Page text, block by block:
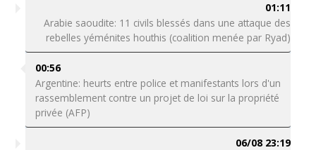
01:11
Arabie saoudite: 11 civils blessés dans une attaque des
rebelles yéménites houthis (coalition menée par Ryad)
00:56
Argentine: heurts entre police et manifestants lors d'un
rassemblement contre un projet de loi sur la propriété
privée (AFP)
06/08 23:19